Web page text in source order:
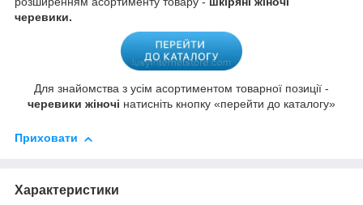
черевики.
Для знайомства з усім асортиментом товарної позиції -
черевики жіночі натисніть кнопку «перейти до каталогу»
Приховати
Характеристики